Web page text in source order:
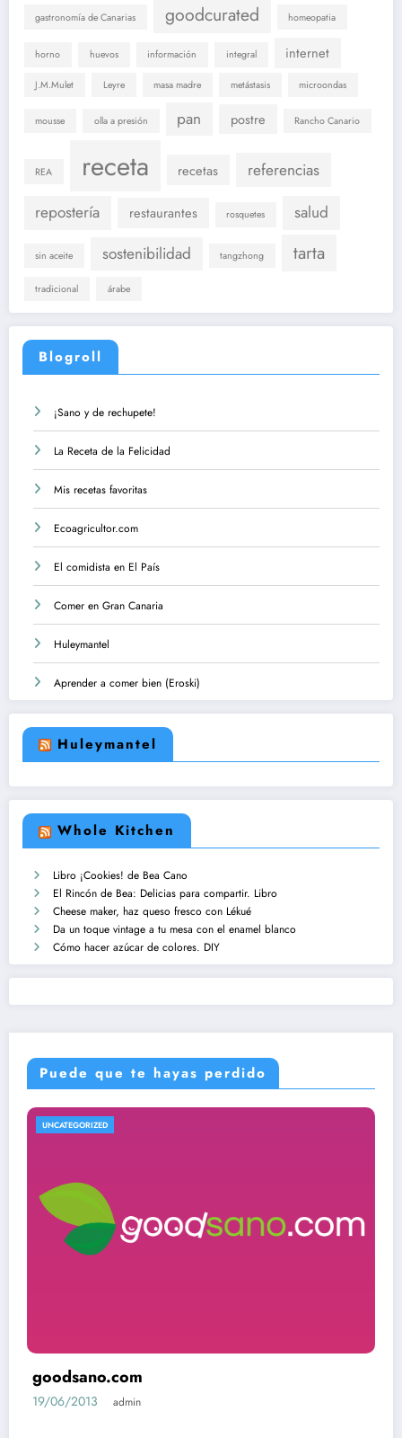
gastronomía de Canarias goodcurated homeopatia
horno huevos información integral internet
J.M.Mulet Leyre masa madre metástasis microondas
mousse olla a presión pan postre Rancho Canario
REA receta recetas
referencias
repostería
restaurantes rosquetes salud
sin aceite sostenibilidad tangzhong tarta
tradicional árabe
Blogroll
¡Sano y de rechupete!
La Receta de la Felicidad
Mis recetas favoritas
Ecoagricultor.com
El comidista en El País
Comer en Gran Canaria
Huleymantel
Aprender a comer bien (Eroski)
Huleymantel
Whole Kitchen
Libro ¡Cookies! de Bea Cano
El Rincón de Bea: Delicias para compartir. Libro
Cheese maker, haz queso fresco con Lékué
Da un toque vintage a tu mesa con el enamel blanco
Cómo hacer azúcar de colores. DIY
Puede que te hayas perdido
UNCATEGORIZED
goodsano.com
19/06/2013 admin